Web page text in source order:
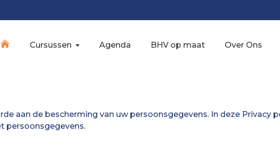
Cursussen Agenda BHV op maat Over Ons
aan de bescherming van uw persoonsgegevens. In deze Privacy
persoonsgegevens.